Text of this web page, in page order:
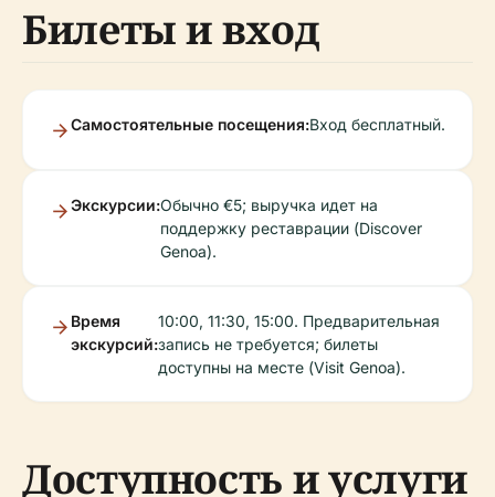
Билеты и вход
Самостоятельные посещения:Вход бесплатный.
Экскурсии:Обычно €5; выручка идет на
поддержку реставрации (Discover
Genoa).
Время
экскурсий:
10:00, 11:30, 15:00. Предварительная
запись не требуется; билеты
доступны на месте (Visit Genoa).
Доступность и услуги